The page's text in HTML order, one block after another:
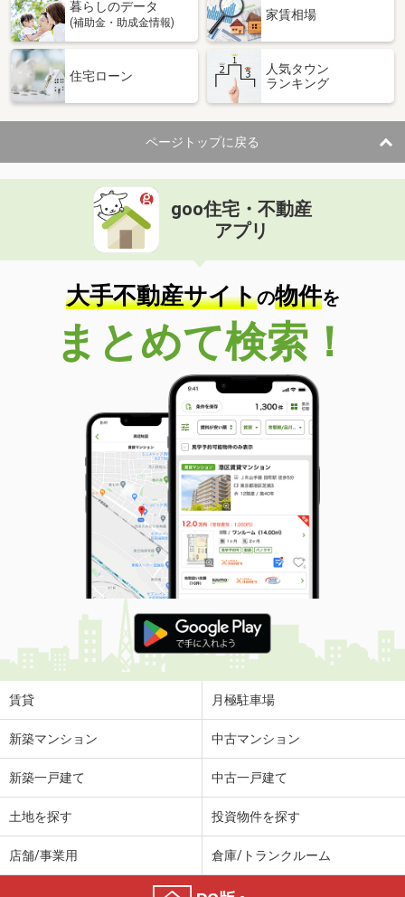
暮らしのデータ
(補助金・助成金情報)
家賃相場
住宅ローン
人気タウン
ランキング
ページトップに戻る
goo住宅・不動産
アプリ
大手不動産サイトの物件を
まとめて検索！
賃貸 月極駐車場
新築マンション 中古マンション
新築一戸建て 中古一戸建て
土地を探す 投資物件を探す
店舗/事業用 倉庫/トランクルーム